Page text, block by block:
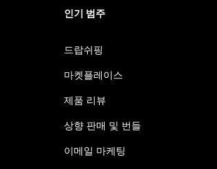
인기 범주
드랍쉬핑
마켓플레이스
제품 리뷰
상향 판매 및 번들
이메일 마케팅